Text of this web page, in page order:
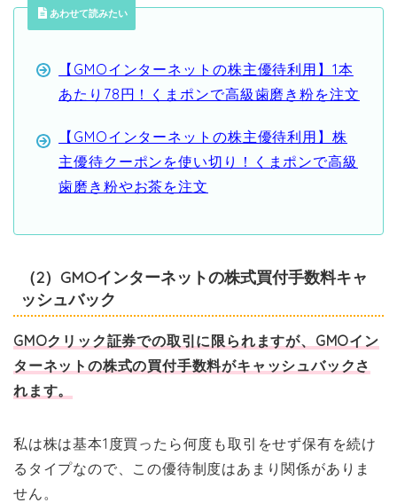
あわせて読みたい
【GMOインターネットの株主優待利用】1本
あたり78円！くまポンで高級歯磨き粉を注文
【GMOインターネットの株主優待利用】株
主優待クーポンを使い切り！くまポンで高級
歯磨き粉やお茶を注文
（2）GMOインターネットの株式買付手数料キャ
ッシュバック
GMOクリック証券での取引に限られますが、GMOイン
ターネットの株式の買付手数料がキャッシュバックさ
れます。
私は株は基本1度買ったら何度も取引をせず保有を続け
るタイプなので、この優待制度はあまり関係がありま
せん。